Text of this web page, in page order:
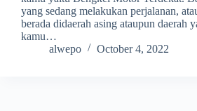
yang sedang melakukan perjalanan,
berada didaerah asing ataupun daerah
kamu…
alwepo
October 4, 2022